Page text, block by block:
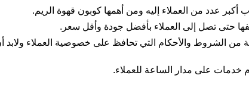
أكبر عدد من العملاء إليه ومن أهمها كوبون قهوة الريم.
حتى تصل إلى العملاء بأفضل جودة وأقل سعر.
الشروط والأحكام التي تحافظ على خصوصية العملاء ولابد
على مدار الساعة للعملاء.